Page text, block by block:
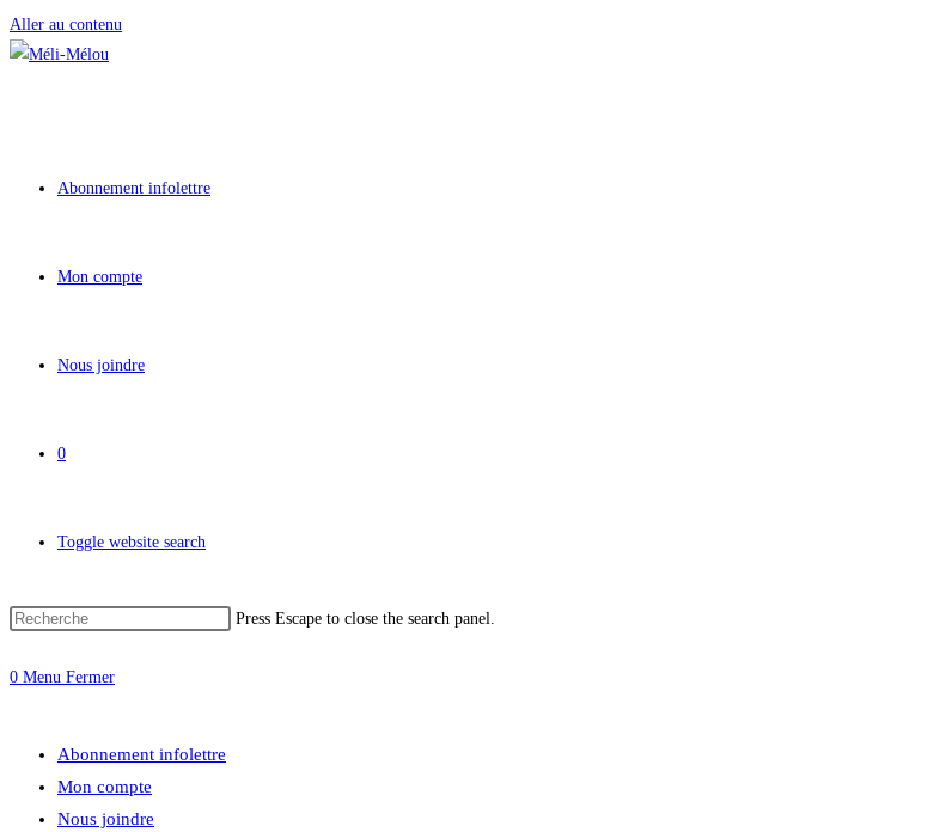
Aller au contenu
Abonnement infolettre
Mon compte
Nous joindre
0
Toggle website search
Press Escape to close the search panel.
0 Menu Fermer
Abonnement infolettre
Mon compte
Nous joindre